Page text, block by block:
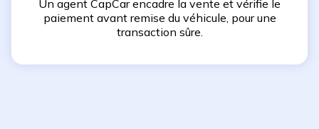
Un agent CapCar encadre la vente et vérifie le
paiement avant remise du véhicule, pour une
transaction sûre.